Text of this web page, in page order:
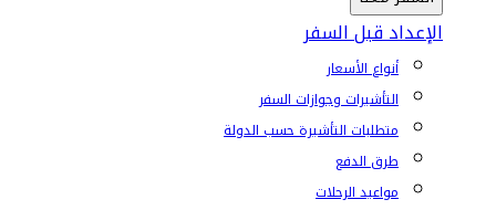
الإعداد قبل السفر
أنواع الأسعار
التأشيرات وجوازات السفر
متطلبات التأشيرة حسب الدولة
طرق الدفع
مواعيد الرحلات